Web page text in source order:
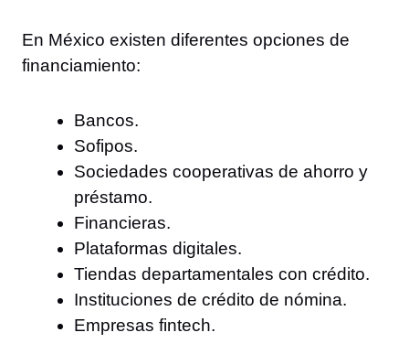
En México existen diferentes opciones de
financiamiento:
Bancos.
Sofipos.
Sociedades cooperativas de ahorro y
préstamo.
Financieras.
Plataformas digitales.
Tiendas departamentales con crédito.
Instituciones de crédito de nómina.
Empresas fintech.